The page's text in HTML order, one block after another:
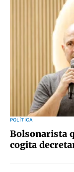
POLÍTICA
Bolsonarista
cogita